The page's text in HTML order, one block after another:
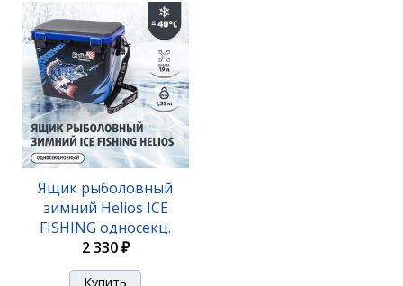
Ящик рыболовный
зимний Helios ICE
FISHING односекц.
синий 19л.
2 330 ₽